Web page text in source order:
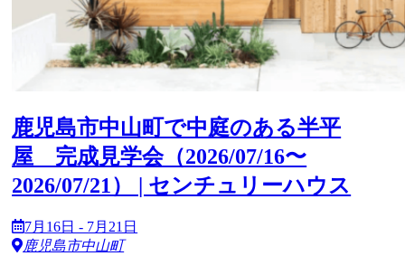
鹿児島市中山町で中庭のある半平
屋 完成見学会（2026/07/16〜
2026/07/21） | センチュリーハウス
7月16日 - 7月21日
鹿児島市中山町